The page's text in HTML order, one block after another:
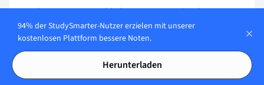
Urbanisierung im Gilded Age: Demographische
Verschiebung von ländlichen zu städtischen Gebieten
aufgrund von wirtschaftlichen Veränderungen
Technologischer Fortschritt im Gilded Age: Einführung
des Telegrafen, des Telefons, der Dampfmaschine, der
94% der StudySmarter-Nutzer erzielen mit unserer
kostenlosen Plattform bessere Noten.
Herunterladen